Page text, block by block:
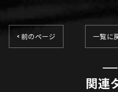
< 前のページ 一覧に
関連